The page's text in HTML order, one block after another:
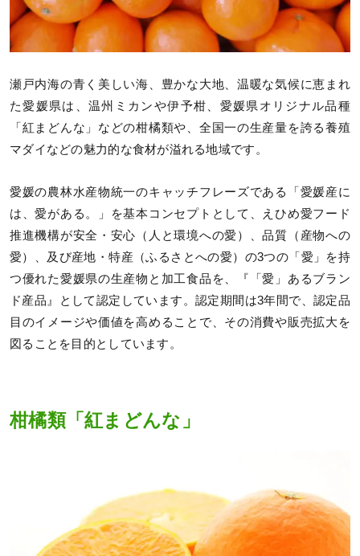
瀬戸内海の青く美しい海、豊かな大地、温暖な気候に恵まれ
た愛媛県は、温州ミカンや伊予柑、愛媛県オリジナル品種
「紅まどんな」などの柑橘類や、全国一の生産量を誇る養殖
マダイなどの魅力的な食材が溢れる地域です。
愛媛の農林水産物統一のキャッチフレーズである「愛媛産に
は、愛がある。」を基本コンセプトとして、えひめ愛フード
推進機構が安全・安心（人と環境への愛）、品質（産物への
愛）、及び産地・特産（ふるさとへの愛）の3つの「愛」を持
つ優れた愛媛県の生産物と加工食品を、『「愛」あるブラン
ド産品』として認定しています。認定期間は3年間で、認定品
目のイメージや価値を高めることで、その消費や販売拡大を
図ることを目的としています。
柑橘類「紅まどんな」